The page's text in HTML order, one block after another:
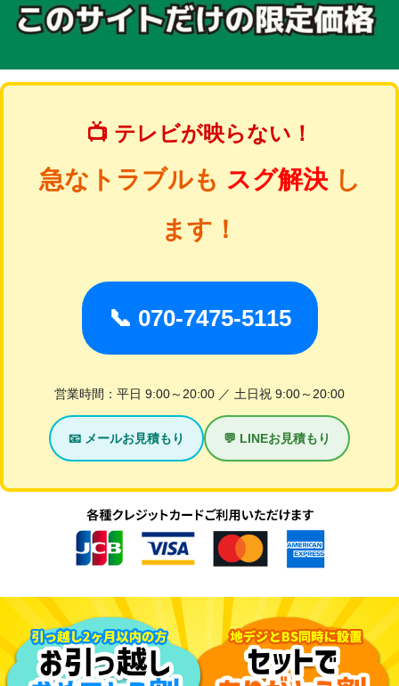
📺 テレビが映らない！
急なトラブルも スグ解決し
ます！
📞 070-7475-5115
営業時間：平日 9:00～20:00 ／ 土日祝 9:00～20:00
📧 メールお見積もり 💬 LINEお見積もり